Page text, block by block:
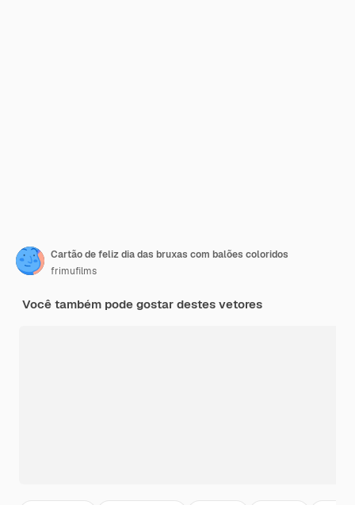
Cartão de feliz dia das bruxas com balões coloridos
frimufilms
Você também pode gostar destes vetores